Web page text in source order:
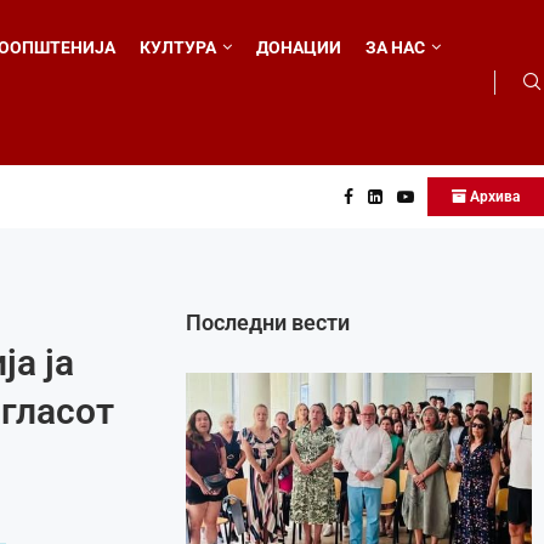
КУЛТУРА ДОНАЦИИ ЗА НАС
Архива
ја
Последни вести